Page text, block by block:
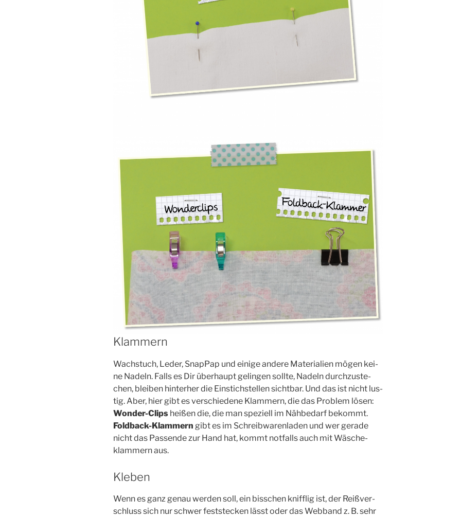
Klammern
Wachs­tuch, Leder, Snap­Pap und eini­ge ande­re Mate­ria­li­en mögen kei­
ne Nadeln. Falls es Dir über­haupt gelin­gen soll­te, Nadeln durch­zu­ste­
chen, blei­ben hin­ter­her die Ein­stich­stel­len sicht­bar. Und das ist nicht lus­
tig. Aber, hier gibt es ver­schie­de­ne Klam­mern, die das Pro­blem lösen:
Won­der-Clips hei­ßen die, die man spe­zi­ell im Näh­be­darf bekommt.
Fold­back-Klam­mern gibt es im Schreib­wa­ren­la­den und wer gera­de
nicht das Pas­sen­de zur Hand hat, kommt not­falls auch mit Wäsche­
klam­mern aus.
Kleben
Wenn es ganz genau wer­den soll, ein biss­chen kniff­lig ist, der Reiß­ver­
schluss sich nur schwer fest­ste­cken lässt oder das Web­band z. B. sehr